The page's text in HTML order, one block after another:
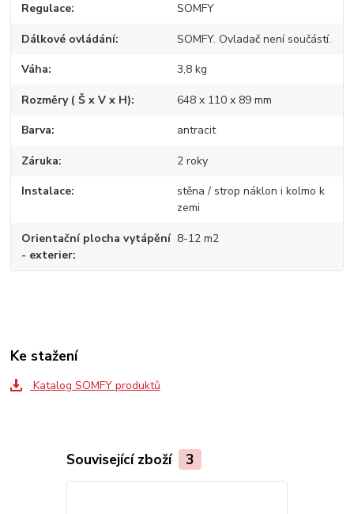
Regulace SOMFY
Dálkové ovládání SOMFY. Ovladač není součástí.
Váha 3,8 kg
Rozměry ( Š x V x H) 648 x 110 x 89 mm
Barva antracit
Záruka 2 roky
Instalace
stěna / strop náklon i kolmo k
zemi
Orientační plocha vytápění
- exterier
8-12 m2
Ke stažení
Katalog SOMFY produktů
Související zboží 3